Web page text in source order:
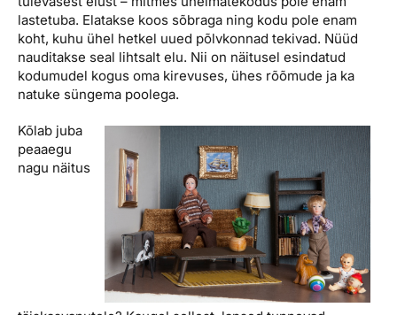
lastetuba. Elatakse koos sõbraga ning kodu pole enam
koht, kuhu ühel hetkel uued põlvkonnad tekivad. Nüüd
nauditakse seal lihtsalt elu. Nii on näitusel esindatud
kodumudel kogus oma kirevuses, ühes rõõmude ja ka
natuke süngema poolega.
Kõlab juba
peaaegu
nagu näitus